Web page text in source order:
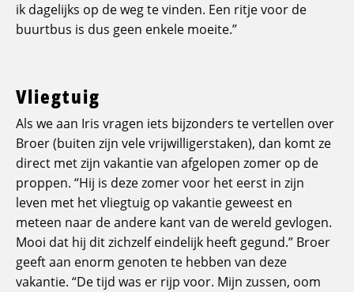
ik dagelijks op de weg te vinden. Een ritje voor de
buurtbus is dus geen enkele moeite.”
Vliegtuig
Als we aan Iris vragen iets bijzonders te vertellen over
Broer (buiten zijn vele vrijwilligerstaken), dan komt ze
direct met zijn vakantie van afgelopen zomer op de
proppen. “Hij is deze zomer voor het eerst in zijn
leven met het vliegtuig op vakantie geweest en
meteen naar de andere kant van de wereld gevlogen.
Mooi dat hij dit zichzelf eindelijk heeft gegund.” Broer
geeft aan enorm genoten te hebben van deze
vakantie. “De tijd was er rijp voor. Mijn zussen, oom